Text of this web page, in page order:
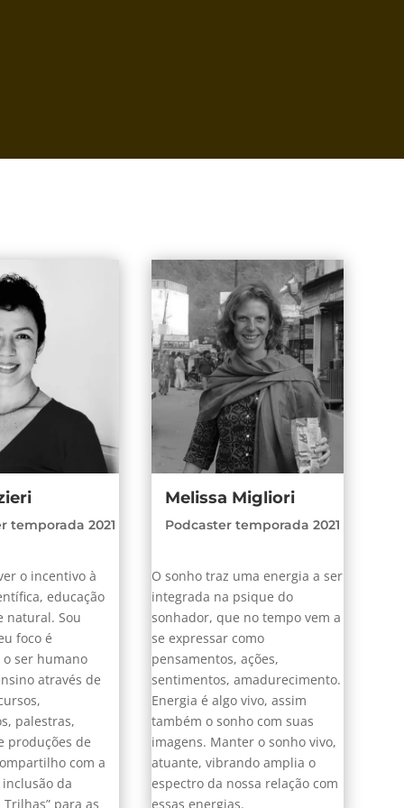
temporada 2021
o incentivo à
educação
natural. Sou
foco é
ser humano
através de
palestras,
produções de
com a
da
Trilhas” para as
Melissa Migliori
Podcaster temporada 2021
O sonho traz uma energia a ser
integrada na psique do
sonhador, que no tempo vem a
se expressar como
pensamentos, ações,
sentimentos, amadurecimento.
Energia é algo vivo, assim
também o sonho com suas
imagens. Manter o sonho vivo,
atuante, vibrando amplia o
espectro da nossa relação com
essas energias.